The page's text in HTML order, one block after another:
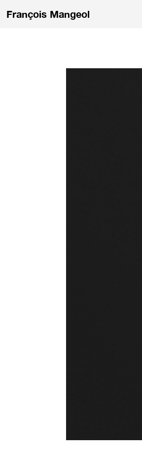
François Mangeol